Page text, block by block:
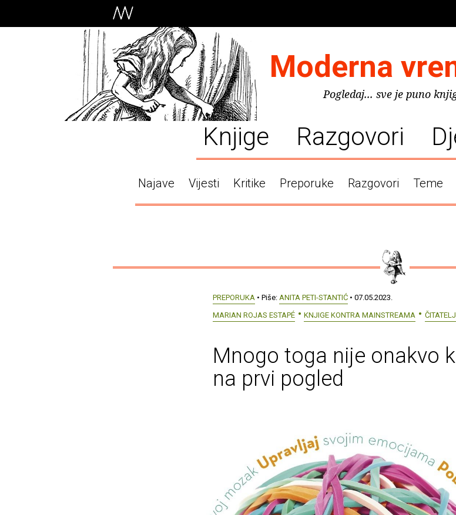
Moderna
Pogledaj... sve je puno
Knjige Razgovori
Najave Vijesti Kritike Preporuke Razgovori Teme
PREPORUKA • Piše: ANITA PETI-STANTIĆ • 07.05.2023.
MARIAN ROJAS ESTAPÉ
KNJIGE KONTRA MAINSTREAMA
Mnogo toga nije onakvo
na prvi pogled